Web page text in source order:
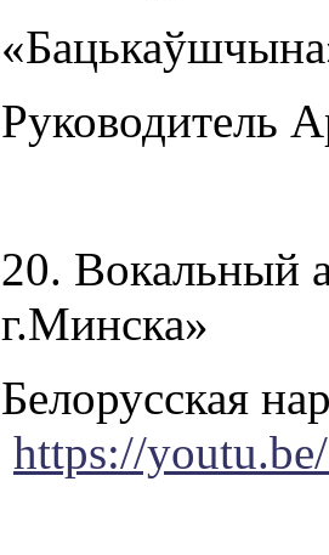
Руководитель
20. Вокальный
г.Минска»
Белорусская
https://